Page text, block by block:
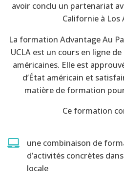
avoir conclu un partenariat
Californie à Los
La formation Advantage Au
UCLA est un cours en ligne
américaines. Elle est
d’État américain et
matière de formation
Ce formation
une combinaison de
d’activités concrètes
locale